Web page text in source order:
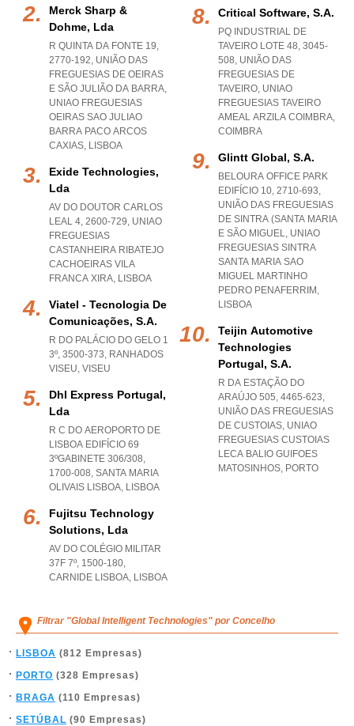
Merck Sharp &
Dohme, Lda
R QUINTA DA FONTE 19,
2770-192, UNIÃO DAS
FREGUESIAS DE OEIRAS
E SÃO JULIÃO DA BARRA,
UNIAO FREGUESIAS
OEIRAS SAO JULIAO
BARRA PACO ARCOS
CAXIAS, LISBOA
Exide Technologies,
Lda
AV DO DOUTOR CARLOS
LEAL 4, 2600-729, UNIAO
FREGUESIAS
CASTANHEIRA RIBATEJO
CACHOEIRAS VILA
FRANCA XIRA, LISBOA
Viatel - Tecnologia De
Comunicações, S.a.
R DO PALÁCIO DO GELO 1
3º, 3500-373, RANHADOS
VISEU, VISEU
Dhl Express Portugal,
Lda
R C DO AEROPORTO DE
LISBOA EDIFÍCIO 69
3ºGABINETE 306/308,
1700-008, SANTA MARIA
OLIVAIS LISBOA, LISBOA
Fujitsu Technology
Solutions, Lda
AV DO COLÉGIO MILITAR
37F 7º, 1500-180,
CARNIDE LISBOA, LISBOA
Critical Software, S.a.
PQ INDUSTRIAL DE
TAVEIRO LOTE 48, 3045-
508, UNIÃO DAS
FREGUESIAS DE
TAVEIRO, UNIAO
FREGUESIAS TAVEIRO
AMEAL ARZILA COIMBRA,
COIMBRA
Glintt Global, S.a.
BELOURA OFFICE PARK
EDIFÍCIO 10, 2710-693,
UNIÃO DAS FREGUESIAS
DE SINTRA (SANTA MARIA
E SÃO MIGUEL, UNIAO
FREGUESIAS SINTRA
SANTA MARIA SAO
MIGUEL MARTINHO
PEDRO PENAFERRIM ,
LISBOA
Teijin Automotive
Technologies
Portugal, S.a.
R DA ESTAÇÃO DO
ARAÚJO 505, 4465-623,
UNIÃO DAS FREGUESIAS
DE CUSTOIAS, UNIAO
FREGUESIAS CUSTOIAS
LECA BALIO GUIFOES
MATOSINHOS, PORTO
Filtrar "Global Intelligent Technologies" por Concelho
LISBOA (812 Empresas)
PORTO (328 Empresas)
BRAGA (110 Empresas)
SETÚBAL (90 Empresas)